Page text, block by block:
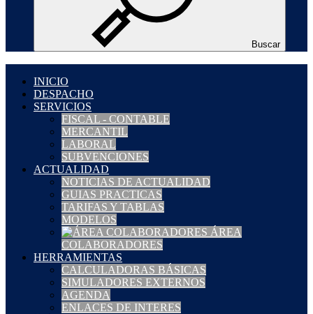
Buscar
INICIO
DESPACHO
SERVICIOS
FISCAL - CONTABLE
MERCANTIL
LABORAL
SUBVENCIONES
ACTUALIDAD
NOTICIAS DE ACTUALIDAD
GUIAS PRACTICAS
TARIFAS Y TABLAS
MODELOS
ÁREA
COLABORADORES
HERRAMIENTAS
CALCULADORAS BÁSICAS
SIMULADORES EXTERNOS
AGENDA
ENLACES DE INTERES